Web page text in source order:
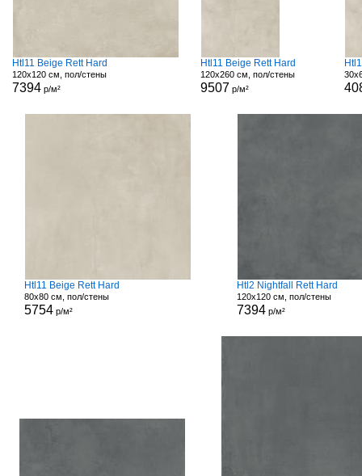
Htl11 Beige Rett Hard
120x120 см, пол/стены
7394 р/м²
Htl11 Beige Rett Hard
120x260 см, пол/стены
9507 р/м²
Htl11 Beige Rett Hard
80x80 см, пол/стены
5754 р/м²
Htl2 Nightfall Rett Hard
120x120 см, пол/стены
7394 р/м²